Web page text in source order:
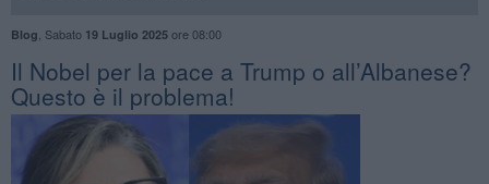
Blog Sabato 19 Luglio 2025ore 08:00
​Il Nobel per la pace a Trump o all’Albanese?
Questo è il problema!